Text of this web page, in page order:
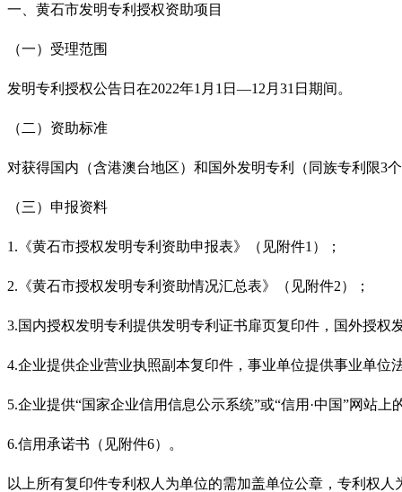
一、黄石市发明专利授权资助项目
（一）受理范围
发明专利授权公告日在2022年1月1日 —12月31日期间。
（二）资助标准
对获得国内（含港澳台地区）和国外发明专利（同族专利限3
（三）申报资料
1.《黄石市授权发明专利资助申报表》（见附件1）；
2.《黄石市授权发明专利资助情况汇总表》（见附件2）；
3.国内授权发明专利提供发明专利证书扉页复印件，国外授
4.企业提供企业营业执照副本复印件，事业单位提供事业单位
5.企业提供“国家企业信用信息公示系统”或“信用 ·中国”网站上
6.信用承诺书（见附件6）。
以上所有复印件专利权人为单位的需加盖单位公章，专利权人